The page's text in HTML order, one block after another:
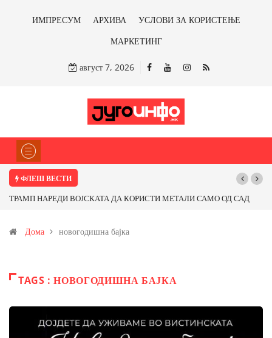
ИМПРЕСУМ АРХИВА
УСЛОВИ ЗА КОРИСТЕЊЕ
МАРКЕТИНГ
август 7, 2026
ФЛЕШ ВЕСТИ
ТРАМП НАРЕДИ ВОЈСКАТА ДА КОРИСТИ МЕТАЛИ САМО ОД САД
Иловица и со антимонот?
Дома новогодишна бајка
TAGS : НОВОГОДИШНА БАЈКА